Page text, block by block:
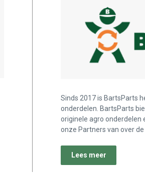
Sinds 2017 is BartsParts
onderdelen. BartsParts
originele agro onderdelen
onze Partners van over de
Lees meer